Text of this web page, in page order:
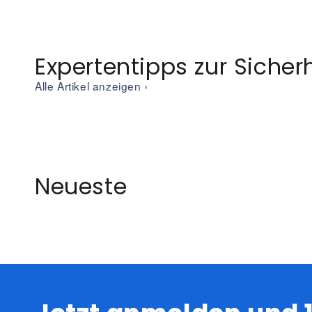
Expertentipps zur
Alle Artikel anzeigen ›
Neueste